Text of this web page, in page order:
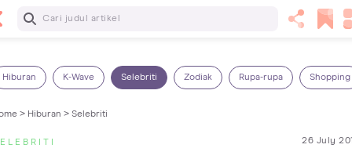
Baca Selanjutnya
Hiburan K-Wave Selebriti Zodiak Rupa-rupa Shopping
> Hiburan > Selebriti
26 July